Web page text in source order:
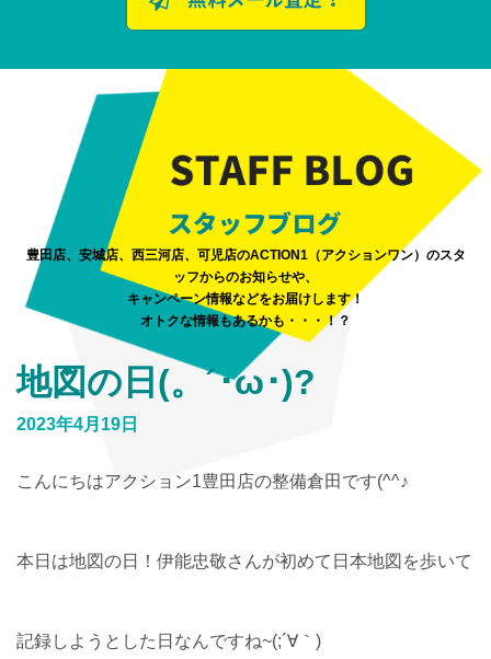
豊田店、安城店、西三河店、可児店のACTION1（アクションワン）のスタ
ッフからのお知らせや、
キャンペーン情報などをお届けします！
オトクな情報もあるかも・・・！？
地図の日(。´･ω･)?
2023年4月19日
こんにちはアクション1豊田店の整備倉田です(^^♪
本日は地図の日！伊能忠敬さんが初めて日本地図を歩いて
記録しようとした日なんですね~(;´∀｀)